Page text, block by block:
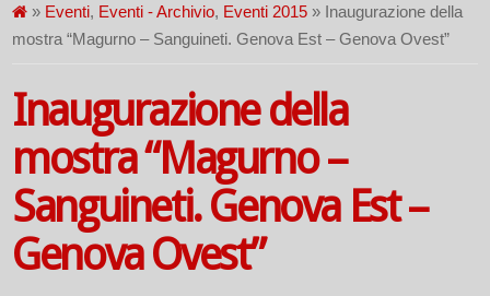
» Eventi, Eventi - Archivio, Eventi 2015 » Inaugurazione della
mostra “Magurno – Sanguineti. Genova Est – Genova Ovest”
Inaugurazione della
mostra “Magurno –
Sanguineti. Genova Est –
Genova Ovest”